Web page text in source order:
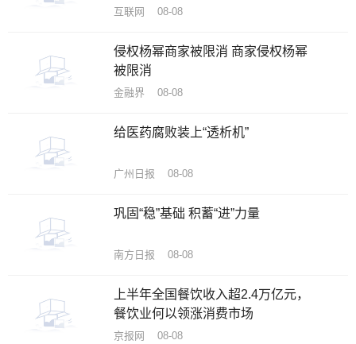
互联网 08-08
侵权杨幂商家被限消 商家侵权杨幂
被限消
金融界 08-08
给医药腐败装上“透析机”
广州日报 08-08
巩固“稳”基础 积蓄“进”力量
南方日报 08-08
上半年全国餐饮收入超2.4万亿元，
餐饮业何以领涨消费市场
京报网 08-08